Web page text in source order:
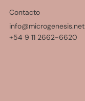
Contacto
info@microgenesis.net
+54 9 11 2662-6620